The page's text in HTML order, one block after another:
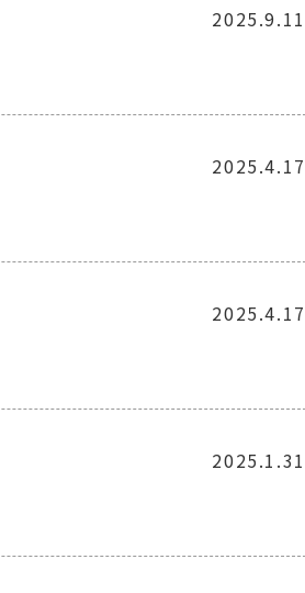
2025.9.11
2025.4.17
2025.4.17
2025.1.31